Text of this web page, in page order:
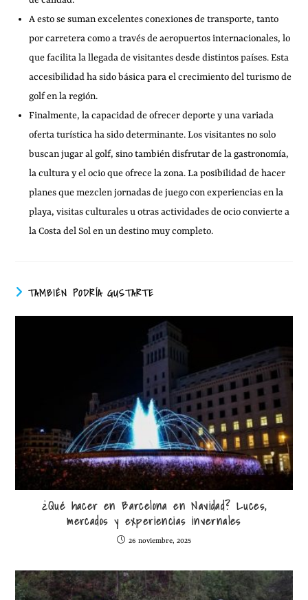
A esto se suman excelentes conexiones de transporte, tanto
por carretera como a través de aeropuertos internacionales, lo
que facilita la llegada de visitantes desde distintos países. Esta
accesibilidad ha sido básica para el crecimiento del turismo de
golf en la región.
Finalmente, la capacidad de ofrecer deporte y una variada
oferta turística ha sido determinante. Los visitantes no solo
buscan jugar al golf, sino también disfrutar de la gastronomía,
la cultura y el ocio que ofrece la zona. La posibilidad de hacer
planes que mezclen jornadas de juego con experiencias en la
playa, visitas culturales u otras actividades de ocio convierte a
la Costa del Sol en un destino muy completo.
TAMBIÉN PODRÍA GUSTARTE
¿Qué hacer en Barcelona en Navidad? Luces,
mercados y experiencias invernales
26 noviembre, 2025